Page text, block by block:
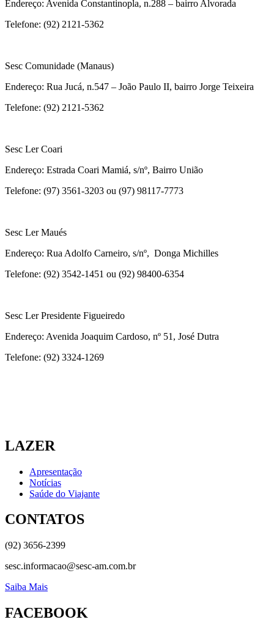
Endereço: Avenida Constantinopla, n.288 – bairro Alvorada
Telefone: (92) 2121-5362
Sesc Comunidade (Manaus)
Endereço: Rua Jucá, n.547 – João Paulo II, bairro Jorge Teixeira
Telefone: (92) 2121-5362
Sesc Ler Coari
Endereço: Estrada Coari Mamiá, s/nº, Bairro União
Telefone: (97) 3561-3203 ou (97) 98117-7773
Sesc Ler Maués
Endereço: Rua Adolfo Carneiro, s/nº, Donga Michilles
Telefone: (92) 3542-1451 ou (92) 98400-6354
Sesc Ler Presidente Figueiredo
Endereço: Avenida Joaquim Cardoso, nº 51, José Dutra
Telefone: (92) 3324-1269
LAZER
Apresentação
Notícias
Saúde do Viajante
CONTATOS
(92) 3656-2399
sesc.informacao@sesc-am.com.br
Saiba Mais
FACEBOOK